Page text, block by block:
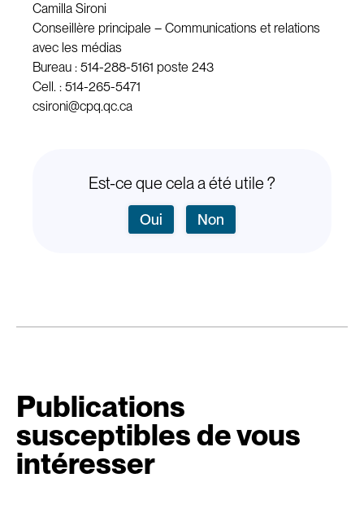
Camilla Sironi
Conseillère principale – Communications et relations
avec les médias
Bureau : 514-288-5161 poste 243
Cell. : 514-265-5471
csironi@cpq.qc.ca
Est-ce que cela a été utile ?
Oui Non
Publications
susceptibles de vous
intéresser